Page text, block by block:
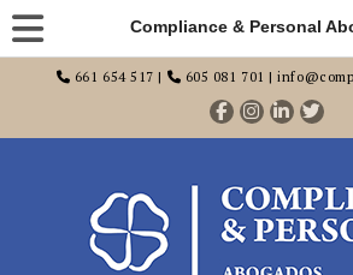
Compliance & Personal
661 654 517 | 605 081 701 |